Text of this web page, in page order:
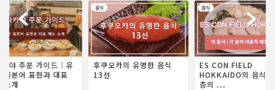
야 주문 가이드｜유
일본어 표현과 대표
소개
음식
후쿠오카의 유명한 음식
13선
음식
ES CON FIELD
HOKKAIDO의 음식 |
층의 ...